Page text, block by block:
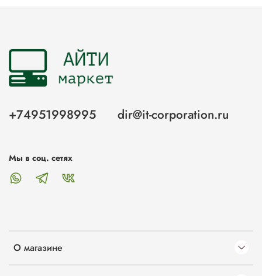
О магазине
+74951998995 dir@it-corporation.ru
Мы в соц. сетях